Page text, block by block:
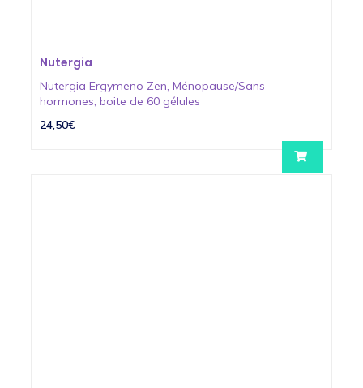
Nutergia
Nutergia Ergymeno Zen, Ménopause/Sans
hormones, boite de 60 gélules
24,50€